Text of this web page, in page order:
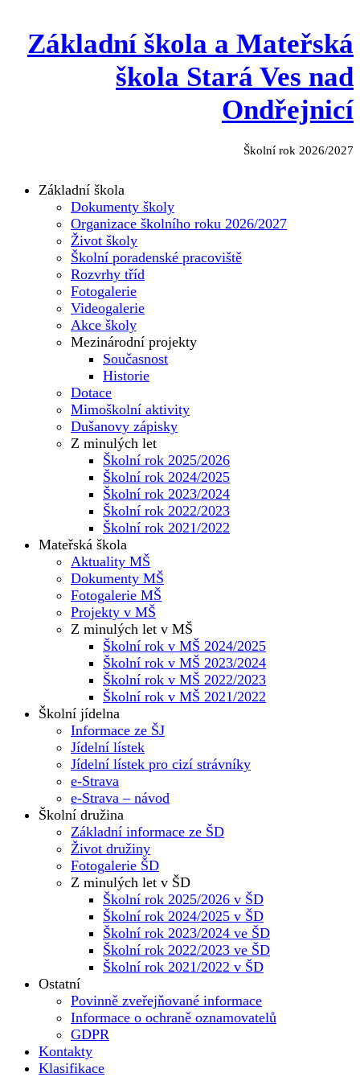
Základní škola a Mateřská
škola Stará Ves nad
Ondřejnicí
Školní rok 2026/2027
Základní škola
Dokumenty školy
Organizace školního roku 2026/2027
Život školy
Školní poradenské pracoviště
Rozvrhy tříd
Fotogalerie
Videogalerie
Akce školy
Mezinárodní projekty
Současnost
Historie
Dotace
Mimoškolní aktivity
Dušanovy zápisky
Z minulých let
Školní rok 2025/2026
Školní rok 2024/2025
Školní rok 2023/2024
Školní rok 2022/2023
Školní rok 2021/2022
Mateřská škola
Aktuality MŠ
Dokumenty MŠ
Fotogalerie MŠ
Projekty v MŠ
Z minulých let v MŠ
Školní rok v MŠ 2024/2025
Školní rok v MŠ 2023/2024
Školní rok v MŠ 2022/2023
Školní rok v MŠ 2021/2022
Školní jídelna
Informace ze ŠJ
Jídelní lístek
Jídelní lístek pro cizí strávníky
e-Strava
e-Strava – návod
Školní družina
Základní informace ze ŠD
Život družiny
Fotogalerie ŠD
Z minulých let v ŠD
Školní rok 2025/2026 v ŠD
Školní rok 2024/2025 v ŠD
Školní rok 2023/2024 ve ŠD
Školní rok 2022/2023 ve ŠD
Školní rok 2021/2022 v ŠD
Ostatní
Povinně zveřejňované informace
Informace o ochraně oznamovatelů
GDPR
Kontakty
Klasifikace